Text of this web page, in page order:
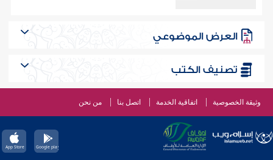
العرض الموضوعي
تصنيف الكتب
وثيقة الخصوصية اتفاقية الخدمة اتصل بنا من نحن